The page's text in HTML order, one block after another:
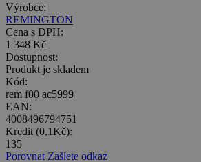
Výrobce:
REMINGTON
Cena s DPH:
1 348 Kč
Dostupnost:
Produkt je skladem
Kód:
rem f00 ac5999
EAN:
4008496794751
Kredit (0,1Kč):
135
Porovnat Zašlete odkaz